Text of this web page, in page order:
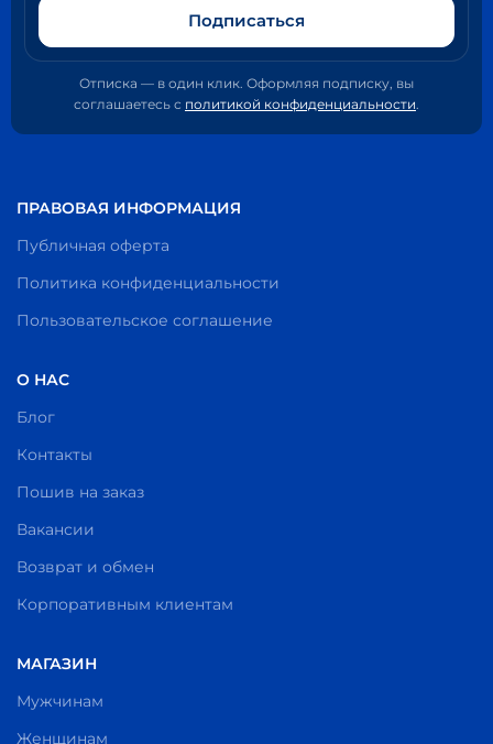
Подписаться
Отписка — в один клик. Оформляя подписку, вы
соглашаетесь с политикой конфиденциальности.
ПРАВОВАЯ ИНФОРМАЦИЯ
Публичная оферта
Политика конфиденциальности
Пользовательское соглашение
О НАС
Блог
Контакты
Пошив на заказ
Вакансии
Возврат и обмен
Корпоративным клиентам
МАГАЗИН
Мужчинам
Женщинам